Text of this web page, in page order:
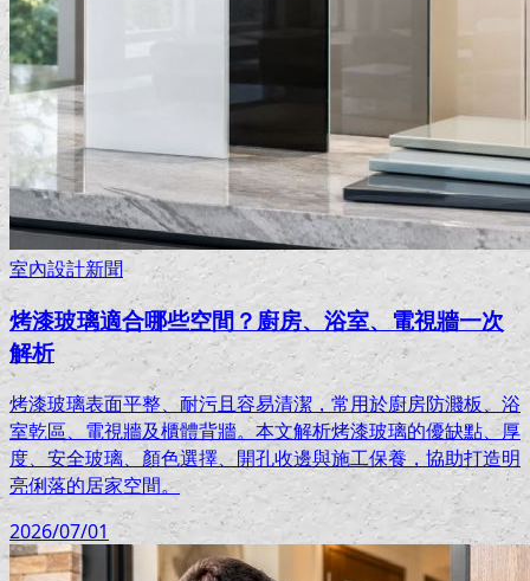
室內設計新聞
烤漆玻璃適合哪些空間？廚房、浴室、電視牆一次
解析
烤漆玻璃表面平整、耐污且容易清潔，常用於廚房防濺板、浴
室乾區、電視牆及櫃體背牆。本文解析烤漆玻璃的優缺點、厚
度、安全玻璃、顏色選擇、開孔收邊與施工保養，協助打造明
亮俐落的居家空間。
2026/07/01